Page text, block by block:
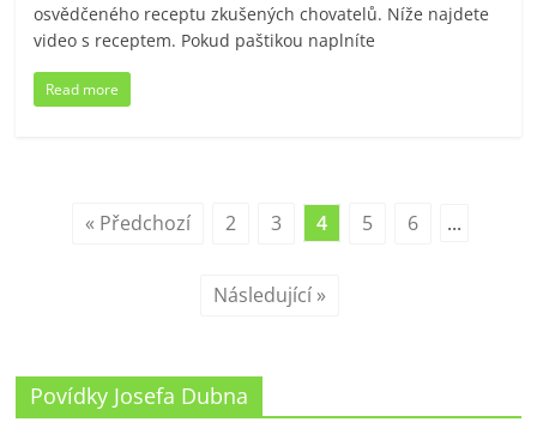
osvědčeného receptu zkušených chovatelů. Níže najdete
video s receptem. Pokud paštikou naplníte
Read more
« Předchozí 2 3 4 5 6 ...
Následující »
Povídky Josefa Dubna